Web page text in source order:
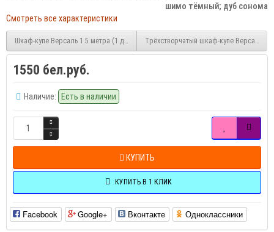
шимо тёмный; дуб сонома
Смотреть все характеристики
Шкаф-купе Версаль 1.5 метра (1 дверь зеркало, 1 дверь ЛДСП)
Трёхстворчатый шкаф-купе Версаль
1550 бел.руб.
Наличие: Есть в наличии
КУПИТЬ
КУПИТЬ В 1 КЛИК
Facebook Google+ Вконтакте Одноклассники